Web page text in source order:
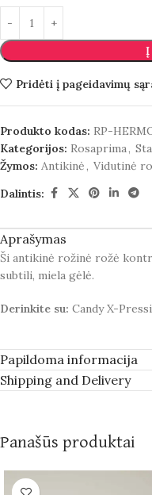
Į
Pridėti į pageidavimų
Produkto kodas: RP-
Kategorijos: Rosaprima,
Žymos: Antikinė, Vidutinė
Dalintis:
Aprašymas
Ši antikinė rožinė rožė
subtili, miela gėlė.
Derinkite su: Candy X-
Papildoma informacija
Shipping and Delivery
Panašūs produktai